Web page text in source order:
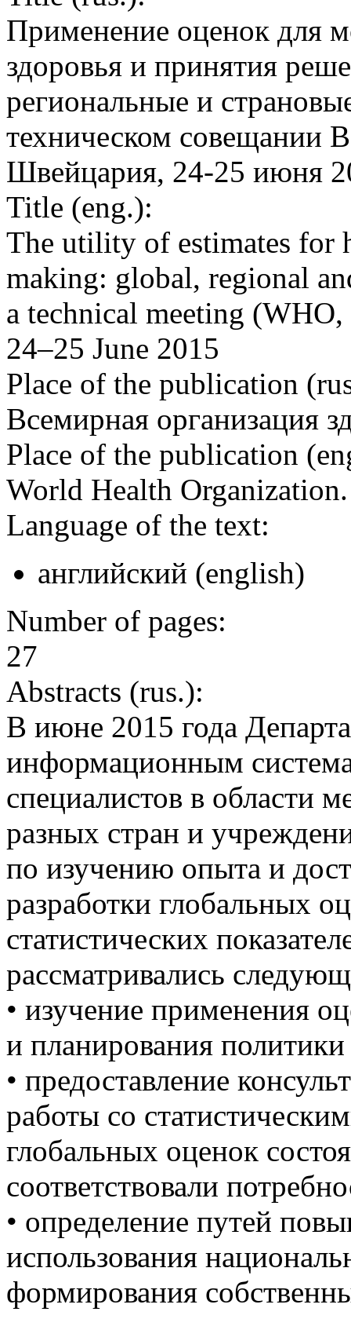
Применение оценок для
здоровья и принятия
региональные и
техническом совещании
Швейцария, 24-25 июня
Title (eng.):
The utility of estimates for
making: global, regional
a technical meeting
24–25 June 2015
Place of the publication
Всемирная организация
Place of the publication
World Health
Language of the text:
английский (english)
Number of pages:
27
Abstracts (rus.):
В июне 2015 года
информационным
специалистов в области
разных стран и
по изучению опыта и
разработки глобальных
статистических
рассматривались
• изучение применения
и планирования
• предоставление
работы со
глобальных оценок
соответствовали
• определение путей
использования
формирования